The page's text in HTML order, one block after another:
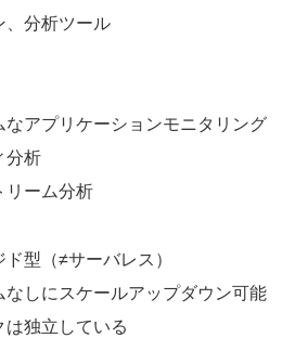
、分析ツール
なアプリケーションモニタリング
分析
リーム分析
型（≠サーバレス）
なしにスケールアップダウン可能
は独立している